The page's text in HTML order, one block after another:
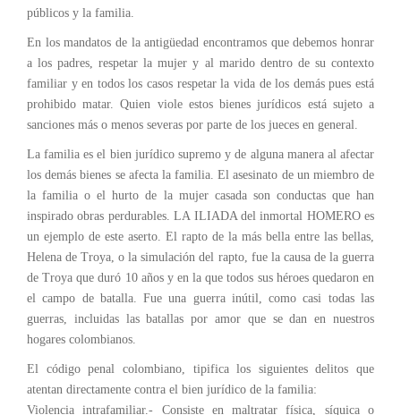
públicos y la familia.
En los mandatos de la antigüedad encontramos que debemos honrar
a los padres, respetar la mujer y al marido dentro de su contexto
familiar y en todos los casos respetar la vida de los demás pues está
prohibido matar. Quien viole estos bienes jurídicos está sujeto a
sanciones más o menos severas por parte de los jueces en general.
La familia es el bien jurídico supremo y de alguna manera al afectar
los demás bienes se afecta la familia. El asesinato de un miembro de
la familia o el hurto de la mujer casada son conductas que han
inspirado obras perdurables. LA ILIADA del inmortal HOMERO es
un ejemplo de este aserto. El rapto de la más bella entre las bellas,
Helena de Troya, o la simulación del rapto, fue la causa de la guerra
de Troya que duró 10 años y en la que todos sus héroes quedaron en
el campo de batalla. Fue una guerra inútil, como casi todas las
guerras, incluidas las batallas por amor que se dan en nuestros
hogares colombianos.
El código penal colombiano, tipifica los siguientes delitos que
atentan directamente contra el bien jurídico de la familia:
Violencia intrafamiliar.- Consiste en maltratar física, síquica o